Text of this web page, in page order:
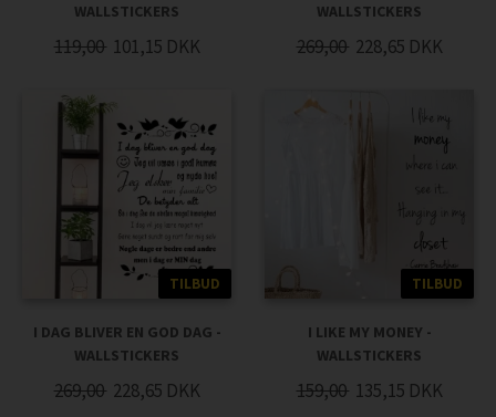
WALLSTICKERS
119,00 101,15 DKK
WALLSTICKERS
269,00 228,65 DKK
TILBUD
I DAG BLIVER EN GOD DAG -
WALLSTICKERS
269,00 228,65 DKK
TILBUD
I LIKE MY MONEY -
WALLSTICKERS
159,00 135,15 DKK